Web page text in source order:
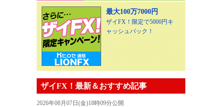
最大100万7000円
ザイFX！限定で5000円キ
ャッシュバック！
ザイFX！最新＆おすすめ記事
2026年08月07日(金)18時09分公開